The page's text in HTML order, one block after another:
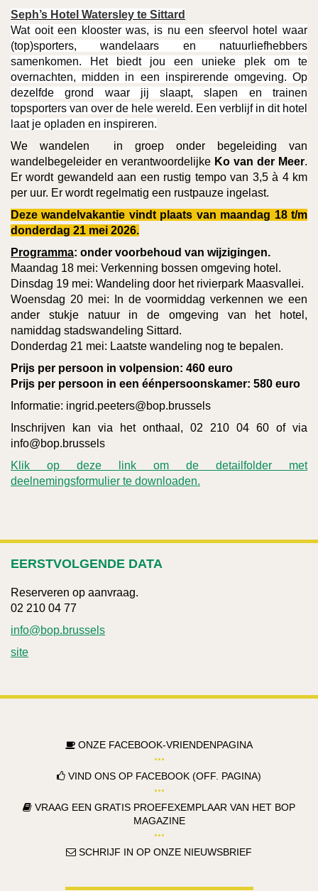
Seph’s Hotel Watersley te Sittard
Wat ooit een klooster was, is nu een sfeervol hotel waar
(top)sporters, wandelaars en natuurliefhebbers
samenkomen. Het biedt jou een unieke plek om te
overnachten, midden in een inspirerende omgeving. Op
dezelfde grond waar jij slaapt, slapen en trainen
topsporters van over de hele wereld. Een verblijf in dit hotel
laat je opladen en inspireren.
We wandelen in groep onder begeleiding van
wandelbegeleider en verantwoordelijke Ko van der Meer.
Er wordt gewandeld aan een rustig tempo van 3,5 à 4 km
per uur. Er wordt regelmatig een rustpauze ingelast.
Deze wandelvakantie vindt plaats van maandag 18 t/m
donderdag 21 mei 2026.
Programma: onder voorbehoud van wijzigingen.
Maandag 18 mei: Verkenning bossen omgeving hotel.
Dinsdag 19 mei: Wandeling door het rivierpark Maasvallei.
Woensdag 20 mei: In de voormiddag verkennen we een
ander stukje natuur in de omgeving van het hotel,
namiddag stadswandeling Sittard.
Donderdag 21 mei: Laatste wandeling nog te bepalen.
Prijs per persoon in volpension: 460 euro
Prijs per persoon in een éénpersoonskamer: 580 euro
Informatie: ingrid.peeters@bop.brussels
Inschrijven kan via het onthaal, 02 210 04 60 of via
info@bop.brussels
Klik op deze link om de detailfolder met
deelnemingsformulier te downloaden.
EERSTVOLGENDE DATA
Reserveren op aanvraag.
02 210 04 77
info@bop.brussels
site
ONZE FACEBOOK-VRIENDENPAGINA
VIND ONS OP FACEBOOK (OFF. PAGINA)
VRAAG EEN GRATIS PROEFEXEMPLAAR VAN HET BOP
MAGAZINE
SCHRIJF IN OP ONZE NIEUWSBRIEF